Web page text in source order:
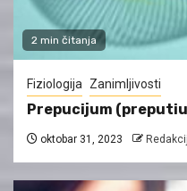
2 min čitanja
Fiziologija Zanimljivosti
Prepucijum
oktobar 31, 2023